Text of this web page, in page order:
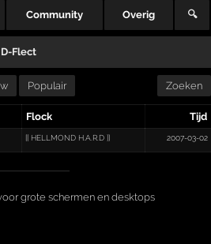
Community Overig 🔍
D-Flect
Populair Zoeken
Flock
Tijd
[[ HELLMOND H.A.R.D ]] 2007-03-02
grote schermen en desktops